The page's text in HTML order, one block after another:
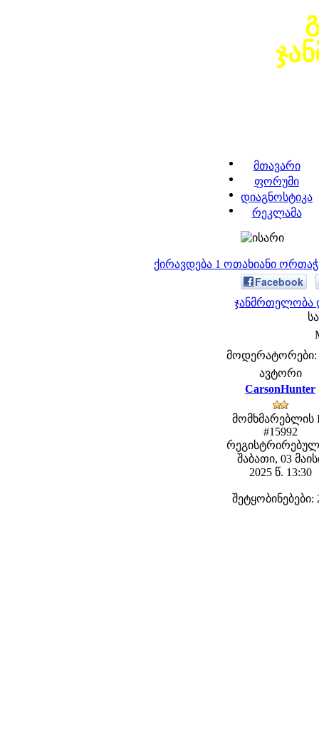
მთავარი
ფორუმი
დიაგნოსტიკა
რეკლამა
ქირავდება 1 ოთახიანი
Facebook
ჯანმრთელობა
მოდერატორები:
ავტორი
CarsonHunter
მომხმარებლის
#15992
შაბათი, 03
2025 წ. 13:30
შეტყობინებები: